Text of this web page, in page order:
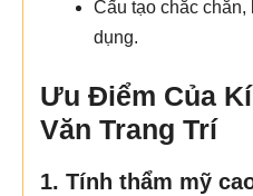
Cấu tạo chắc
dụng.
Ưu Điểm Của
Văn Trang Trí
1. Tính thẩm mỹ